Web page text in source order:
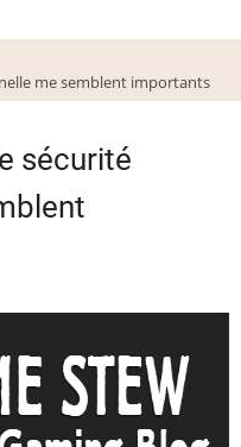
me semblent importants
sécurité